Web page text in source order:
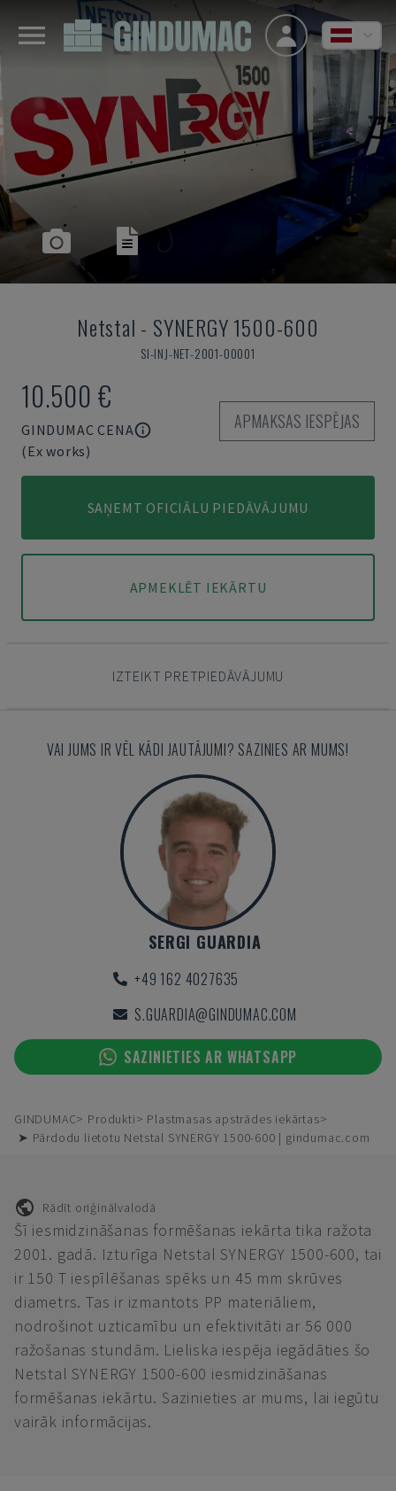
Netstal - SYNERGY 1500-600
SI-INJ-NET-2001-00001
10.500 €
GINDUMAC CENA
(Ex works)
APMAKSAS IESPĒJAS
SAŅEMT OFICIĀLU PIEDĀVĀJUMU
APMEKLĒT IEKĀRTU
IZTEIKT PRETPIEDĀVĀJUMU
VAI JUMS IR VĒL KĀDI JAUTĀJUMI? SAZINIES AR MUMS!
SERGI GUARDIA
+49 162 4027635
S.GUARDIA@GINDUMAC.COM
SAZINIETIES AR WHATSAPP
GINDUMAC Produkti
Plastmasas apstrādes iekārtas
➤ Pārdodu lietotu Netstal SYNERGY 1500-600 | gindumac.com
Rādīt oriģinālvalodā
Šī iesmidzināšanas formēšanas iekārta tika ražota
2001. gadā. Izturīga Netstal SYNERGY 1500-600, tai
ir 150 T iespīlēšanas spēks un 45 mm skrūves
diametrs. Tas ir izmantots PP materiāliem,
nodrošinot uzticamību un efektivitāti ar 56 000
ražošanas stundām. Lieliska iespēja iegādāties šo
Netstal SYNERGY 1500-600 iesmidzināšanas
formēšanas iekārtu. Sazinieties ar mums, lai iegūtu
vairāk informācijas.